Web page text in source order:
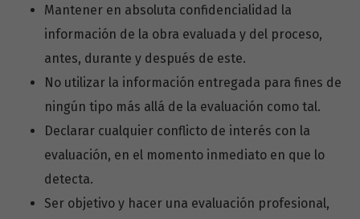
Mantener en absoluta confidencialidad la
información de la obra evaluada y del proceso,
antes, durante y después de este.
No utilizar la información entregada para fines de
ningún tipo más allá de la evaluación como tal.
Declarar cualquier conflicto de interés con la
evaluación, en el momento inmediato en que lo
detecta.
Ser objetivo y hacer una evaluación profesional,